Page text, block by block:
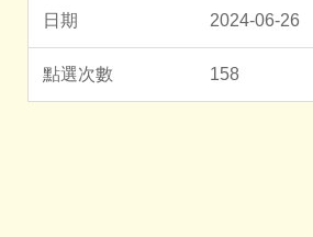
2024-06-26
158